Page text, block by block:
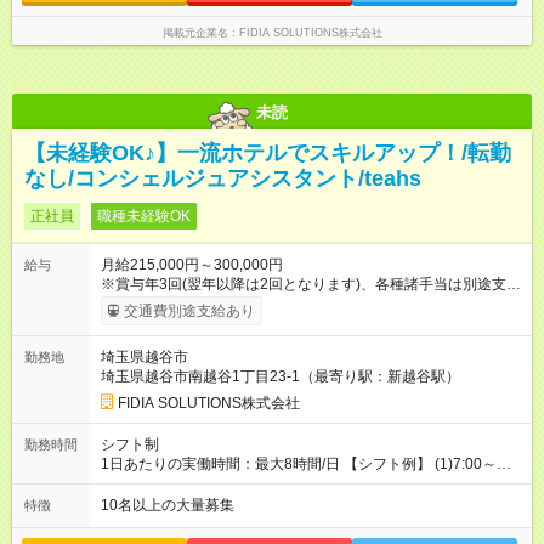
掲載元企業名 FIDIA SOLUTIONS株式会社
未読
【未経験OK♪】一流ホテルでスキルアップ！/転勤
なし/コンシェルジュアシスタント/teahs
正社員 職種未経験OK
給与
月給215,000円～300,000円
※賞与年3回(翌年以降は2回となります)、各種諸手当は別途支
給！ ※能力・スキルを考慮し、ご相談の上で決定します。 【試
用期間】試用期間なし
交通費別途支給あり
勤務地
埼玉県越谷市
埼玉県越谷市南越谷1丁目23-1（最寄り駅：新越谷駅）
FIDIA SOLUTIONS株式会社
勤務時間
シフト制
1日あたりの実働時間：最大8時間/日 【シフト例】 (1)7:00～
16:00 (2)8:00～17:00 (3)13:00～22:00 (4)14:00～23:00
(5)22:00～7:00 (6)23:00～8:00
特徴 10名以上の大量募集